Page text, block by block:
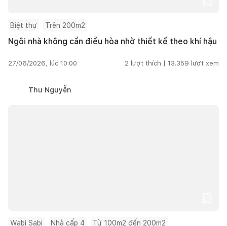
Biệt thự Trên 200m2
Ngôi nhà không cần điều hòa nhờ thiết kế theo khí hậu
27/06/2026, lúc 10:00 2 lượt thích | 13.359 lượt xem
Thu Nguyễn
Wabi Sabi Nhà cấp 4 Từ 100m2 đến 200m2